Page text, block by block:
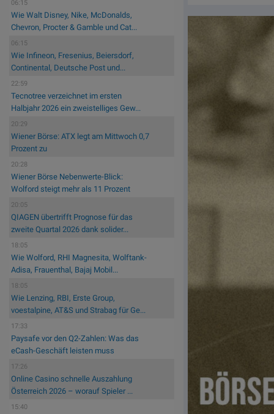
06:15
Wie Walt Disney, Nike, McDonalds,
Chevron, Procter & Gamble und Cat...
06:15
Wie Infineon, Fresenius, Beiersdorf,
Continental, Deutsche Post und...
22:59
Tecnotree verzeichnet im ersten
Halbjahr 2026 ein zweistelliges Gew...
20:29
Wiener Börse: ATX legt am Mittwoch 0,7
Prozent zu
20:28
Wiener Börse Nebenwerte-Blick:
Wolford steigt mehr als 11 Prozent
20:05
QIAGEN übertrifft Prognose für das
zweite Quartal 2026 dank solider...
18:05
Wie Wolford, RHI Magnesita, Wolftank-
Adisa, Frauenthal, Bajaj Mobil...
18:05
Wie Lenzing, RBI, Erste Group,
voestalpine, AT&S und Strabag für Ge...
17:33
Paysafe vor den Q2-Zahlen: Was das
eCash-Geschäft leisten muss
17:26
Online Casino schnelle Auszahlung
Österreich 2026 – worauf Spieler ...
15:40